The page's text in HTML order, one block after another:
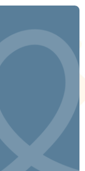
About
Aree di intervento
Case studies
Clienti
Contatti